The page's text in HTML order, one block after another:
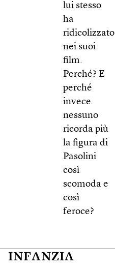
lui stesso
ha
ridicolizzato
nei suoi
film.
Perché? E
perché
invece
nessuno
ricorda più
la figura di
Pasolini
così
scomoda e
così
feroce?
INFANZIA